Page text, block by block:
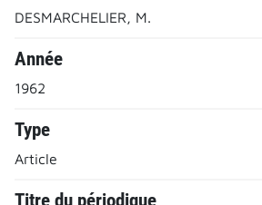
DESMARCHELIER, M.
Année
1962
Type
Article
Titre du périodique